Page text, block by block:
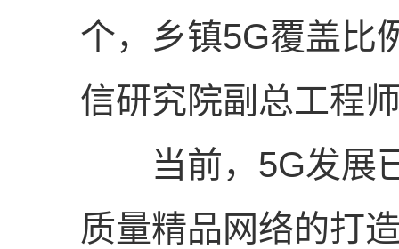
个，乡镇5G覆盖比
信研究院副总工程
当前，5G发展已
质量精品网络的打